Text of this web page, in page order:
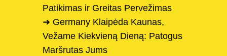
Patikimas ir Greitas Pervežimas
➜ Germany Klaipėda Kaunas,
Vežame Kiekvieną Dieną: Patogus
Maršrutas Jums